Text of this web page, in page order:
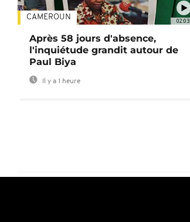
02:03
CAMEROUN
Après 58 jours d'absence,
l'inquiétude grandit autour de
Paul Biya
Il y a 1 heure